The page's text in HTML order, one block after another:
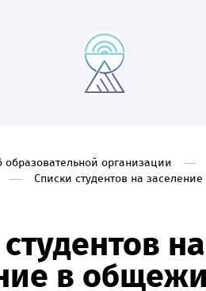
образовательной организации
Списки студентов на
на
в